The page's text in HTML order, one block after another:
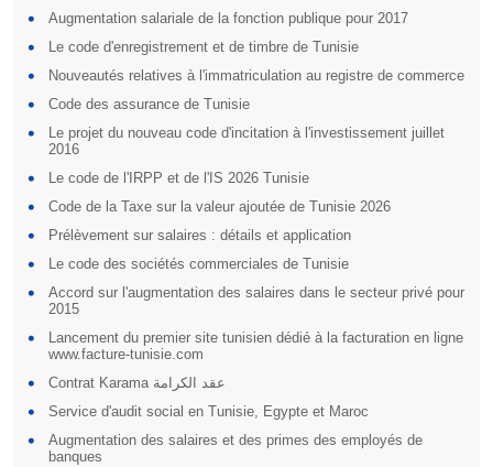
Augmentation salariale de la fonction publique pour 2017
Le code d'enregistrement et de timbre de Tunisie
Nouveautés relatives à l'immatriculation au registre de commerce
Code des assurance de Tunisie
Le projet du nouveau code d'incitation à l'investissement juillet
2016
Le code de l'IRPP et de l'IS 2026 Tunisie
Code de la Taxe sur la valeur ajoutée de Tunisie 2026
Prélèvement sur salaires : détails et application
Le code des sociétés commerciales de Tunisie
Accord sur l'augmentation des salaires dans le secteur privé pour
2015
Lancement du premier site tunisien dédié à la facturation en ligne
www.facture-tunisie.com
Contrat Karama عقد الكرامة
Service d'audit social en Tunisie, Egypte et Maroc
Augmentation des salaires et des primes des employés de
banques